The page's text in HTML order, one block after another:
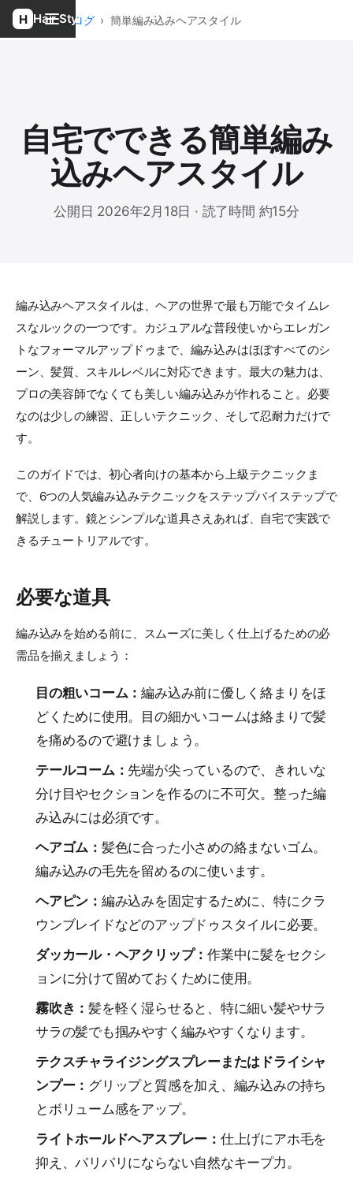
Hair Style
ホーム › ブログ › 簡単編み込みヘアスタイル
自宅でできる簡単編み
込みヘアスタイル
公開日 2026年2月18日 · 読了時間 約15分
編み込みヘアスタイルは、ヘアの世界で最も万能でタイムレ
スなルックの一つです。カジュアルな普段使いからエレガン
トなフォーマルアップドゥまで、編み込みはほぼすべてのシ
ーン、髪質、スキルレベルに対応できます。最大の魅力は、
プロの美容師でなくても美しい編み込みが作れること。必要
なのは少しの練習、正しいテクニック、そして忍耐力だけで
す。
このガイドでは、初心者向けの基本から上級テクニックま
で、6つの人気編み込みテクニックをステップバイステップで
解説します。鏡とシンプルな道具さえあれば、自宅で実践で
きるチュートリアルです。
必要な道具
編み込みを始める前に、スムーズに美しく仕上げるための必
需品を揃えましょう：
目の粗いコーム：編み込み前に優しく絡まりをほ
どくために使用。目の細かいコームは絡まりで髪
を痛めるので避けましょう。
テールコーム： 先端が尖っているので、きれいな
分け目やセクションを作るのに不可欠。整った編
み込みには必須です。
ヘアゴム： 髪色に合った小さめの絡まないゴム。
編み込みの毛先を留めるのに使います。
ヘアピン： 編み込みを固定するために、特にクラ
ウンブレイドなどのアップドゥスタイルに必要。
ダッカール・ヘアクリップ：作業中に髪をセクシ
ョンに分けて留めておくために使用。
霧吹き：髪を軽く湿らせると、特に細い髪やサラ
サラの髪でも掴みやすく編みやすくなります。
テクスチャライジングスプレーまたはドライシャ
ンプー： グリップと質感を加え、編み込みの持ち
とボリューム感をアップ。
ライトホールドヘアスプレー： 仕上げにアホ毛を
抑え、パリパリにならない自然なキープ力。